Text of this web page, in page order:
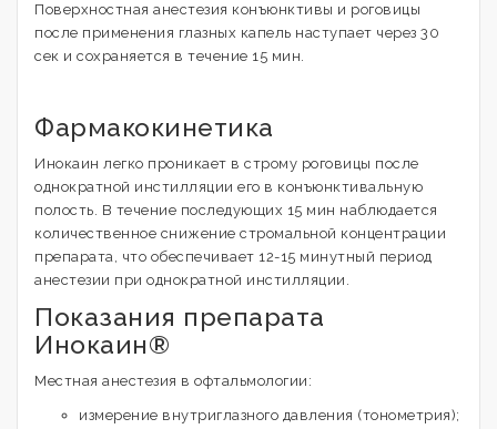
Поверхностная анестезия конъюнктивы и роговицы
после применения глазных капель наступает через 30
сек и сохраняется в течение 15 мин.
Фармакокинетика
Инокаин легко проникает в строму роговицы после
однократной инстилляции его в конъюнктивальную
полость. В течение последующих 15 мин наблюдается
количественное снижение стромальной концентрации
препарата, что обеспечивает 12-15 минутный период
анестезии при однократной инстилляции.
Показания препарата
Инокаин®
Местная анестезия в офтальмологии:
измерение внутриглазного давления (тонометрия);